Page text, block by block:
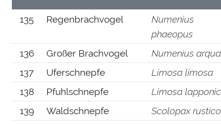
135 Regenbrachvogel
Numenius
phaeopus
136
Großer Brachvogel
Numenius
137
Uferschnepfe
Limosa limosa
138
Pfuhlschnepfe
Limosa
139
Waldschnepfe
Scolopax